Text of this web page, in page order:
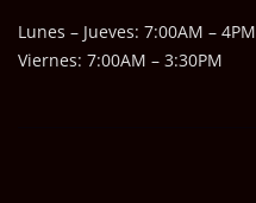
Lunes – Jueves: 7:00AM – 4PM
Viernes: 7:00AM – 3:30PM